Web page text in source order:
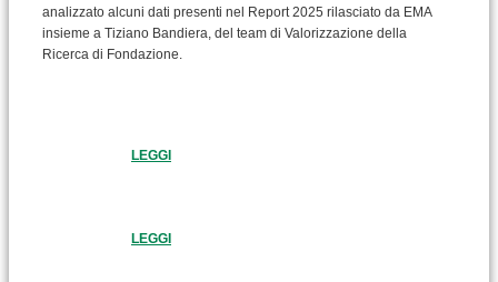
analizzato alcuni dati presenti nel Report 2025 rilasciato da EMA
insieme a Tiziano Bandiera, del team di Valorizzazione della
Ricerca di Fondazione.
LEGGI
LEGGI